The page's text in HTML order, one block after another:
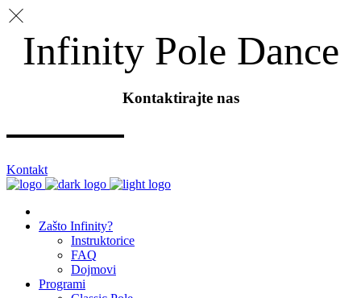
Infinity Pole Dance
Kontaktirajte nas
Kontakt
Zašto Infinity?
Instruktorice
FAQ
Dojmovi
Programi